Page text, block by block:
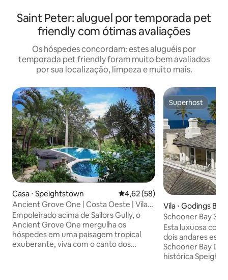
Saint Peter: aluguel por temporada pet
friendly com ótimas avaliações
Os hóspedes concordam: estes aluguéis por
temporada pet friendly foram muito bem avaliados
por sua localização, limpeza e muito mais.
Casa ⋅ Speightstown 4,62 de uma avaliação média
4,62 (58)
Ancient Grove One | Costa Oeste | Vila
com casa na árvore
Empoleirado acima de Sailors Gully, o
Ancient Grove One mergulha os
hóspedes em uma paisagem tropical
exuberante, viva com o canto dos
Superhost
Superhost
Vila ⋅ Godings Bay
Schooner Bay
Esta luxuosa
dois andares está
Schooner Bay
histórica